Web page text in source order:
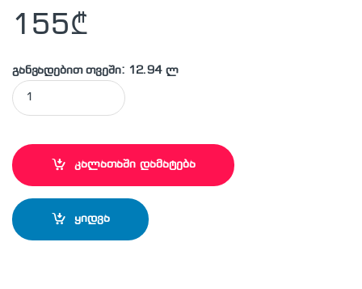
155₾
განვადებით თვეში: 12.94 ლ
STANLEY - 4-87-054 ქანჩების ნაკრები quantity
კალათაში დამატება
ყიდვა